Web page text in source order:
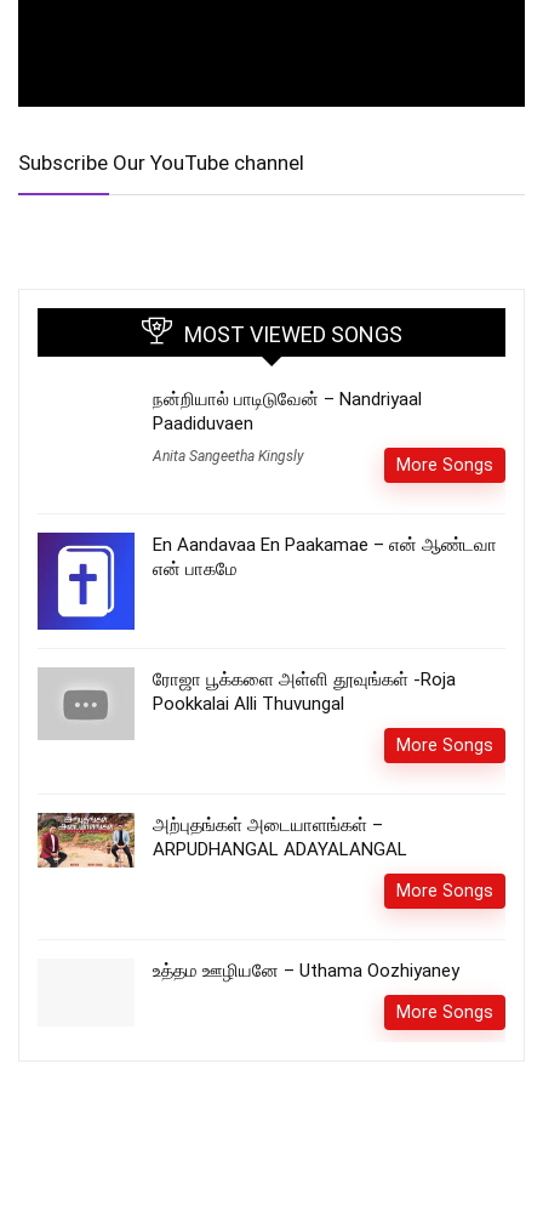
Subscribe Our YouTube channel
MOST VIEWED SONGS
நன்றியால் பாடிடுவேன் – Nandriyaal
Paadiduvaen
Anita Sangeetha Kingsly More Songs
En Aandavaa En Paakamae – என் ஆண்டவா
என் பாகமே
ரோஜா பூக்களை அள்ளி தூவுங்கள் -Roja
Pookkalai Alli Thuvungal
More Songs
அற்புதங்கள் அடையாளங்கள் –
ARPUDHANGAL ADAYALANGAL
More Songs
உத்தம ஊழியனே – Uthama Oozhiyaney
More Songs